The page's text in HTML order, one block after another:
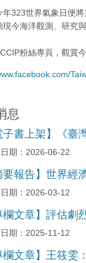
年323世界氣象日便
現今海洋觀測、研究
粉絲專頁，觀賞
息
書上架】《臺
期：2026-06-22
要報告】世界經
期：2026-03-12
欄文章】評估劇
期：2025-11-12
欄文章】王筱雯